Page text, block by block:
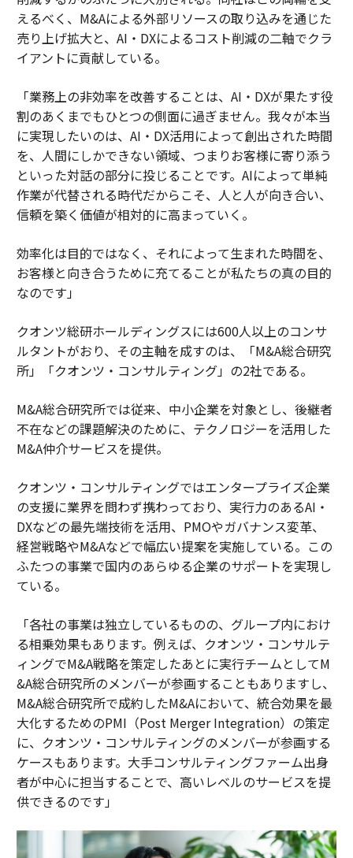
えるべく、M&Aによる外部リソースの取り込みを通じた
売り上げ拡大と、AI・DXによるコスト削減の二軸でクラ
イアントに貢献している。
「業務上の非効率を改善することは、AI・DXが果たす役
割のあくまでもひとつの側面に過ぎません。我々が本当
に実現したいのは、AI・DX活用によって創出された時間
を、人間にしかできない領域、つまりお客様に寄り添う
といった対話の部分に投じることです。AIによって単純
作業が代替される時代だからこそ、人と人が向き合い、
信頼を築く価値が相対的に高まっていく。
効率化は目的ではなく、それによって生まれた時間を、
お客様と向き合うために充てることが私たちの真の目的
なのです」
クオンツ総研ホールディングスには600人以上のコンサ
ルタントがおり、その主軸を成すのは、「M&A総合研究
所」「クオンツ・コンサルティング」の2社である。
M&A総合研究所では従来、中小企業を対象とし、後継者
不在などの課題解決のために、テクノロジーを活用した
M&A仲介サービスを提供。
クオンツ・コンサルティングではエンタープライズ企業
の支援に業界を問わず携わっており、実行力のあるAI・
DXなどの最先端技術を活用、PMOやガバナンス変革、
経営戦略やM&Aなどで幅広い提案を実施している。この
ふたつの事業で国内のあらゆる企業のサポートを実現し
ている。
「各社の事業は独立しているものの、グループ内におけ
る相乗効果もあります。例えば、クオンツ・コンサルテ
ィングでM&A戦略を策定したあとに実行チームとしてM
&A総合研究所のメンバーが参画することもありますし、
M&A総合研究所で成約したM&Aにおいて、統合効果を最
大化するためのPMI（Post Merger Integration）の策定
に、クオンツ・コンサルティングのメンバーが参画する
ケースもあります。大手コンサルティングファーム出身
者が中心に担当することで、高いレベルのサービスを提
供できるのです」